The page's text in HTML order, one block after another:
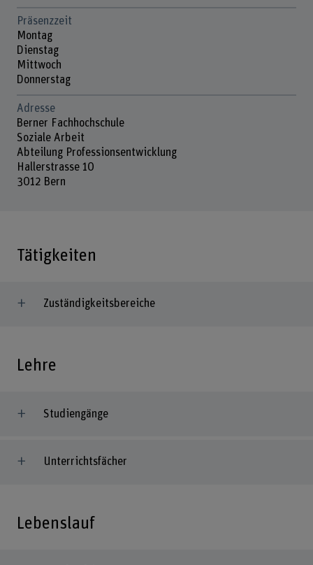
Präsenzzeit
Montag
Dienstag
Mittwoch
Donnerstag
Adresse
Berner Fachhochschule
Soziale Arbeit
Abteilung Professionsentwicklung
Hallerstrasse 10
3012 Bern
Tätigkeiten
Zuständigkeitsbereiche
Lehre
Studiengänge
Unterrichtsfächer
Lebenslauf